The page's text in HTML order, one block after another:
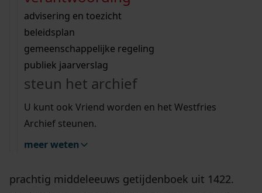
bouwvergunningen
omgevingsvergunningen
vergunningen
beeld en geluid
uitleg nodig?
Wij helpen u op weg met een aantal zoektips.
bekijk alle zoektips
Wij helpen u op weg met een aantal zoektips.
bekijk alle zoektips
bekijk ons geschiedenislokaal
advisering en toezicht
beleidsplan
gemeenschappelijke regeling
publiek jaarverslag
steun het archief
U kunt ook Vriend worden en het Westfries
Archief steunen.
meer weten
beschikbaar
14-11-2024
Het Westfries Archief heeft een bijzonder juweel
prachtig middeleeuws getijdenboek uit 1422.